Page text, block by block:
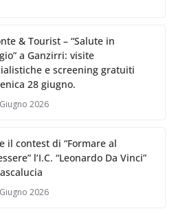
& Tourist – “Salute in
a Ganzirri: visite
e screening gratuiti
28 giugno.
2026
il contest di “Formare al
l’I.C. “Leonardo Da Vinci”
2026